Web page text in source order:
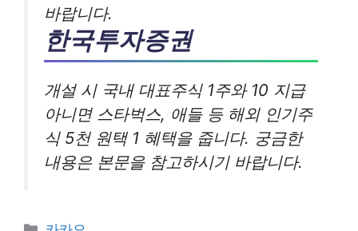
바랍니다.
한국투자증권
개설 시 국내 대표주식 1주와 10 지급
아니면 스타벅스, 애들 등 해외 인기주
식 5천 원택 1 혜택을 줍니다. 궁금한
내용은 본문을 참고하시기 바랍니다.
카